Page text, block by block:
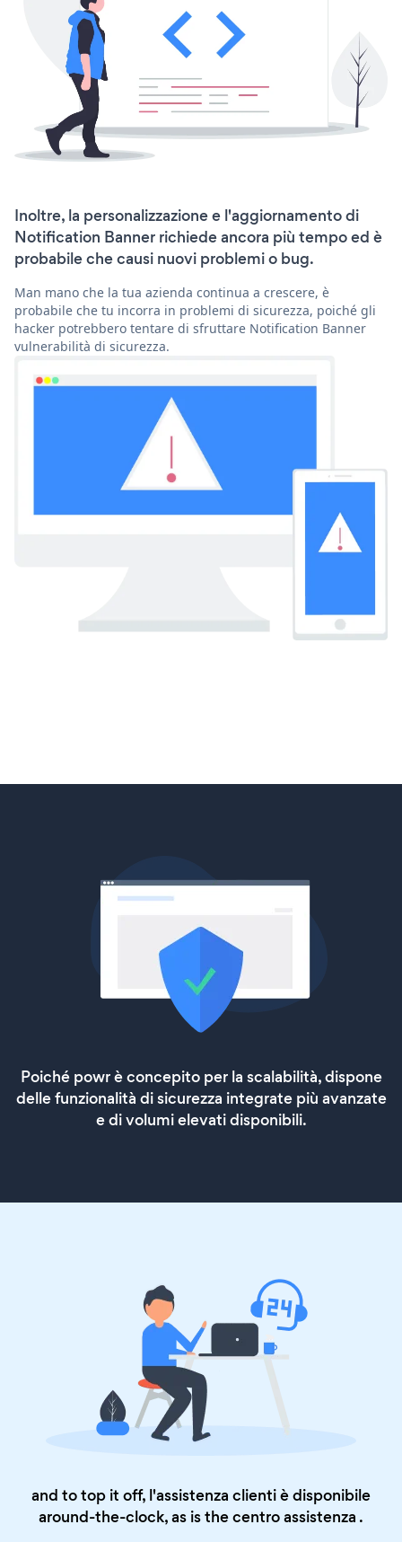
Inoltre, la personalizzazione e l'aggiornamento di
Notification Banner richiede ancora più tempo ed è
probabile che causi nuovi problemi o bug.
Man mano che la tua azienda continua a crescere, è
probabile che tu incorra in problemi di sicurezza, poiché gli
hacker potrebbero tentare di sfruttare Notification Banner
vulnerabilità di sicurezza.
Poiché powr è concepito per la scalabilità, dispone
delle funzionalità di sicurezza integrate più avanzate
e di volumi elevati disponibili.
and to top it off, l'assistenza clienti è disponibile
around-the-clock, as is thecentro assistenza .